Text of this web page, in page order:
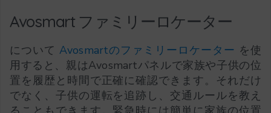
Avosmart ファミリーロケーター
について Avosmartのファミリーロケーター を使
用すると、親はAvosmartパネルで家族や子供の位
置を履歴と時間で正確に確認できます。それだけ
でなく、子供の運転を追跡し、交通ルールを教え